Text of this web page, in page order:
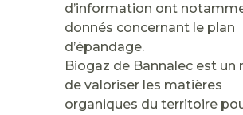
d’information ont
donnés concernant le plan
d’épandage.
Biogaz de Bannalec est un
de valoriser les matières
organiques du territoire